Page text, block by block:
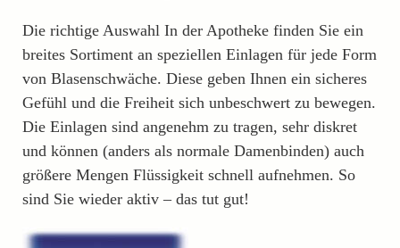
Die richtige Auswahl In der Apotheke finden Sie ein
breites Sortiment an speziellen Einlagen für jede Form
von Blasenschwäche. Diese geben Ihnen ein sicheres
Gefühl und die Freiheit sich unbeschwert zu bewegen.
Die Einlagen sind angenehm zu tragen, sehr diskret
und können (anders als normale Damenbinden) auch
größere Mengen Flüssigkeit schnell aufnehmen. So
sind Sie wieder aktiv – das tut gut!